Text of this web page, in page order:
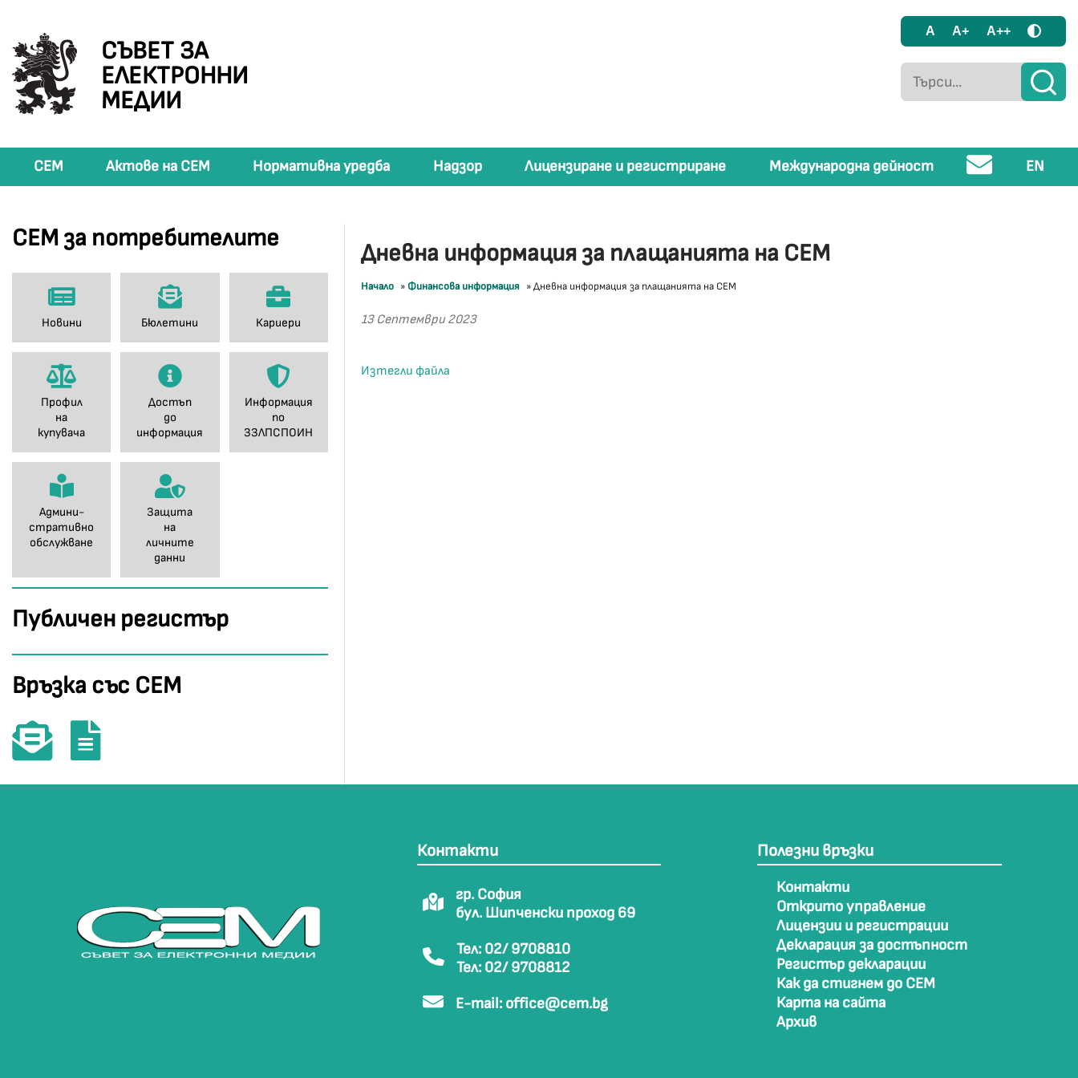
СЪВЕТ ЗА
ЕЛЕКТРОННИ
МЕДИИ
A A+ A++
СЕМ Актове на СЕМ Нормативна уредба Надзор Лицензиране и регистриране Международна дейност EN
СЕМ за потребителите
Новини Бюлетини Кариери
Профил
на
купувача
Достъп
до
информация
Информация
по
ЗЗЛПСПОИН
Админи-
стративно
обслужване
Защита
на
личните
данни
Публичен регистър
Връзка със СЕМ
Дневна информация за плащанията на СЕМ
Начало » Финансова информация »Дневна информация за плащанията на СЕМ
13 Септември 2023
Изтегли файла
Контакти
гр. София
бул. Шипченски проход 69
Тел: 02/ 9708810
Тел: 02/ 9708812
E-mail: office@cem.bg
Полезни връзки
Контакти
Открито управление
Лицензии и регистрации
Декларация за достъпност
Регистър декларации
Как да стигнем до СЕМ
Карта на сайта
Архив